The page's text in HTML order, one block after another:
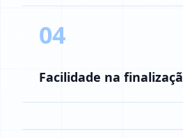
04
Facilidade na